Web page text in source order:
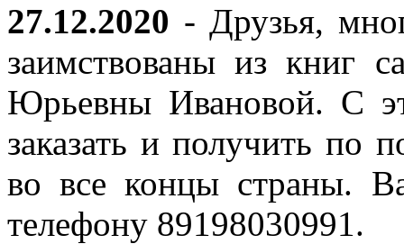
27.12.2020 - Друзья,
заимствованы из книг
Юрьевны Ивановой. С
заказать и получить по
во все концы страны.
телефону 89198030991.